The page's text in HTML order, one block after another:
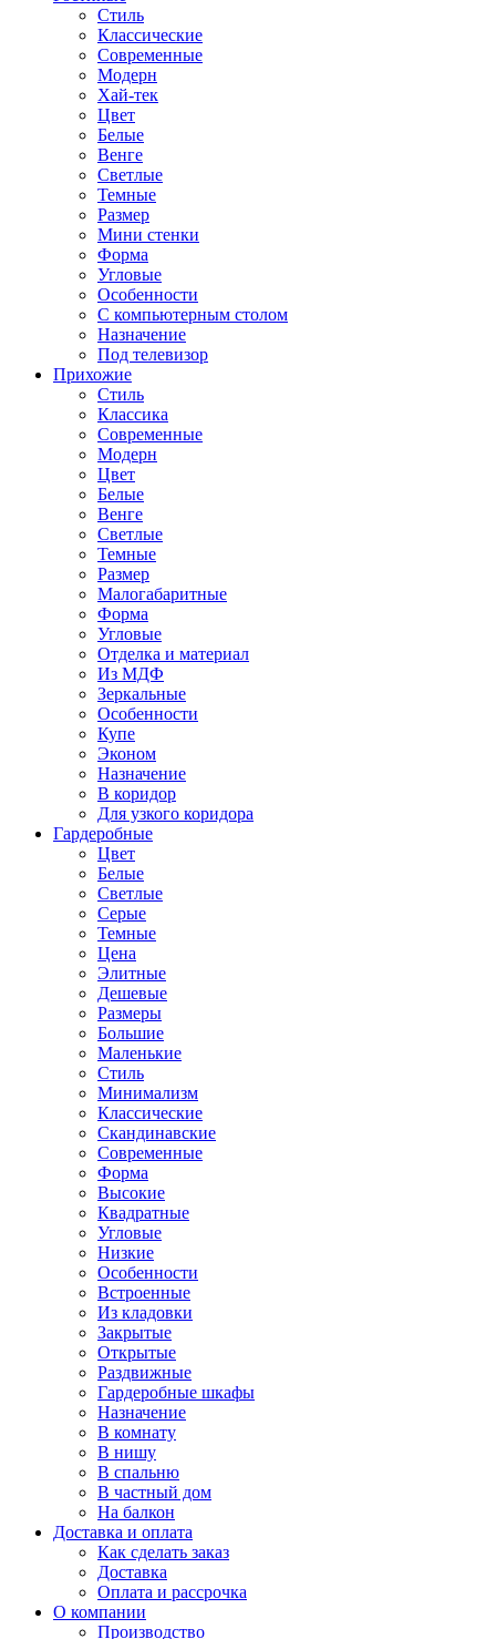
Стиль
Классические
Современные
Модерн
Хай-тек
Цвет
Белые
Венге
Светлые
Темные
Размер
Мини стенки
Форма
Угловые
Особенности
С компьютерным столом
Назначение
Под телевизор
Прихожие
Стиль
Классика
Современные
Модерн
Цвет
Белые
Венге
Светлые
Темные
Размер
Малогабаритные
Форма
Угловые
Отделка и материал
Из МДФ
Зеркальные
Особенности
Купе
Эконом
Назначение
В коридор
Для узкого коридора
Гардеробные
Цвет
Белые
Светлые
Серые
Темные
Цена
Элитные
Дешевые
Размеры
Большие
Маленькие
Стиль
Минимализм
Классические
Скандинавские
Современные
Форма
Высокие
Квадратные
Угловые
Низкие
Особенности
Встроенные
Из кладовки
Закрытые
Открытые
Раздвижные
Гардеробные шкафы
Назначение
В комнату
В нишу
В спальню
В частный дом
На балкон
Доставка и оплата
Как сделать заказ
Доставка
Оплата и рассрочка
О компании
Производство